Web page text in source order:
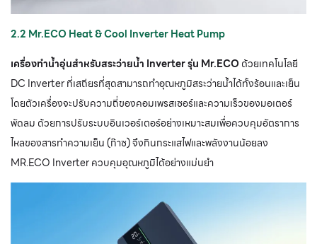
2.2 Mr.ECO Heat & Cool Inverter Heat Pump
เครื่องทำน้ำอุ่นสำหรับสระว่ายน้ำ Inverter รุ่น Mr.ECOด้วยเทคโนโลยี
DC Inverter ที่เสถียรที่สุดสามารถทำอุณหภูมิสระว่ายน้ำได้ทั้งร้อนและเย็น
โดยตัวเครื่องจะปรับความถี่ของคอมเพรสเซอร์และความเร็วของมอเตอร์
พัดลม ด้วยการปรับระบบอินเวอร์เตอร์อย่างเหมาะสมเพื่อควบคุมอัตราการ
ไหลของสารทำความเย็น (ก๊าซ) จึงกินกระแสไฟและพลังงานน้อยลง
MR.ECO Inverter ควบคุมอุณหภูมิได้อย่างแม่นยำ